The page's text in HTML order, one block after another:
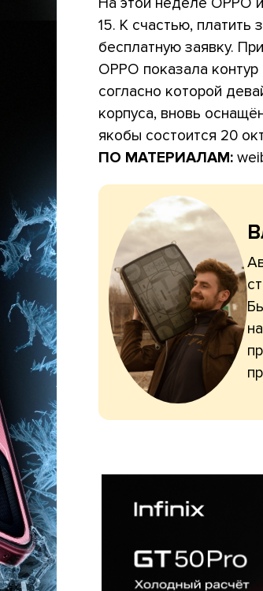
15. К счастью, платить
бесплатную заявку.
OPPO показала
согласно которой
корпуса, вновь
якобы состоится 20
ПО МАТЕРИАЛАМ: